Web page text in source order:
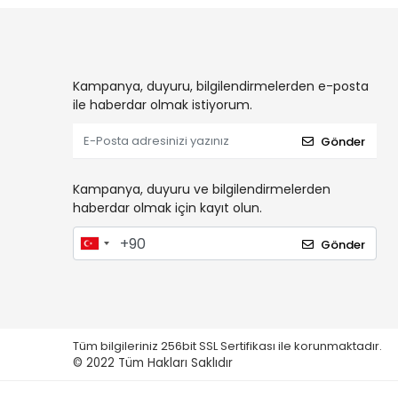
Kampanya, duyuru, bilgilendirmelerden e-posta
ile haberdar olmak istiyorum.
Gönder
Kampanya, duyuru ve bilgilendirmelerden
haberdar olmak için kayıt olun.
Gönder
Tüm bilgileriniz 256bit SSL Sertifikası ile korunmaktadır.
© 2022 Tüm Hakları Saklıdır